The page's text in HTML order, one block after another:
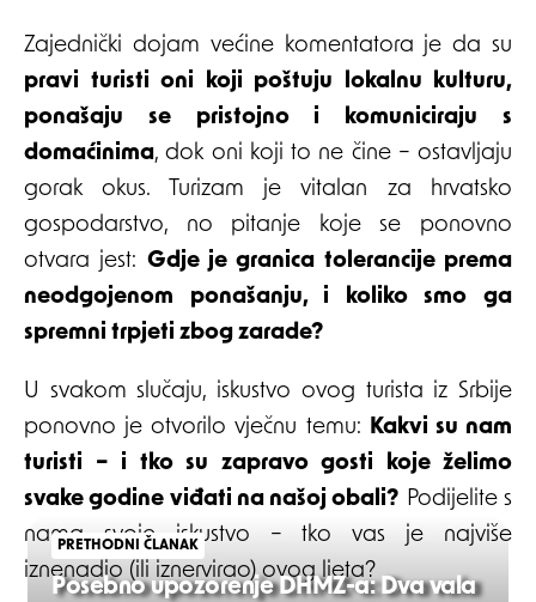
Zajednički dojam većine komentatora je da su
pravi turisti oni koji poštuju lokalnu kulturu,
ponašaju se pristojno i komuniciraju s
domaćinima, dok oni koji to ne čine – ostavljaju
gorak okus. Turizam je vitalan za hrvatsko
gospodarstvo, no pitanje koje se ponovno
otvara jest: Gdje je granica tolerancije prema
neodgojenom ponašanju, i koliko smo ga
spremni trpjeti zbog zarade?
U svakom slučaju, iskustvo ovog turista iz Srbije
ponovno je otvorilo vječnu temu: Kakvi su nam
turisti – i tko su zapravo gosti koje želimo
svake godine viđati na našoj obali? Podijelite s
nama svoje iskustvo – tko vas je najviše
iznenadio (ili iznervirao) ovog ljeta?
PRETHODNI ČLANAK
Posebno upozorenje DHMZ-a: Dva vala